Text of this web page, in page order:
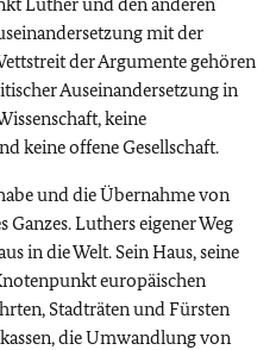
mit der
der Argumente gehören
Auseinandersetzung in
keine
keine offene Gesellschaft.
und die Übernahme von
Luthers eigener Weg
in die Welt. Sein Haus, seine
europäischen
Stadträten und Fürsten
die Umwandlung von